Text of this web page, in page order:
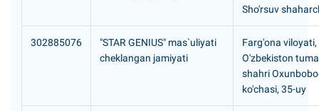
Sho'rsuv
302885076
"STAR GENIUS" mas`uliyati
cheklangan jamiyati
Farg'ona viloyati,
O'zbekiston
shahri
ko'chasi, 35-uy